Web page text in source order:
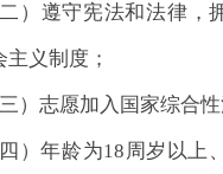
二）遵守宪法和法律，
义制度；
三）志愿加入国家综合
四）年龄为18周岁以上